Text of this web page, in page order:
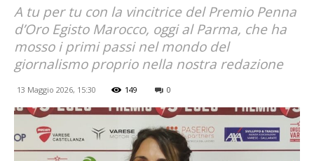
A tu per tu con la vincitrice del Premio Penna
d’Oro Egisto Marocco, oggi al Parma, che ha
mosso i primi passi nel mondo del
giornalismo proprio nella nostra redazione
13 Maggio 2026, 15:30 149 0